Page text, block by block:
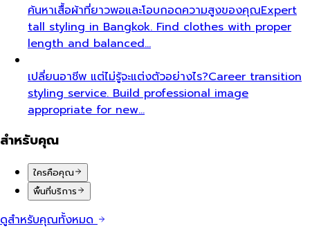
ค้นหาเสื้อผ้าที่ยาวพอและโอบกอดความสูงของคุณExpert
tall styling in Bangkok. Find clothes with proper
length and balanced…
เปลี่ยนอาชีพ แต่ไม่รู้จะแต่งตัวอย่างไร?Career transition
styling service. Build professional image
appropriate for new…
สำหรับคุณ
ใครคือคุณ
พื้นที่บริการ
ดูสำหรับคุณทั้งหมด